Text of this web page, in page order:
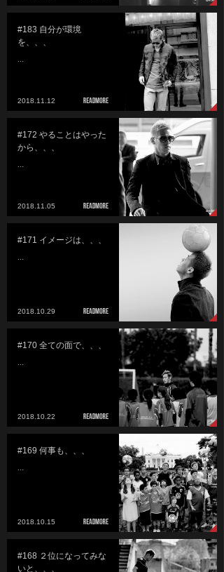
#183 自分が環境
を、、、
2018.11.12
#172 やることはやった
から、、、
2018.11.05
#171 イメージは、、、
2018.10.29
#170 全ての面で、、、
2018.10.22
#169 何事も、、、
2018.10.15
#168 ２位になってみな
いと、、、